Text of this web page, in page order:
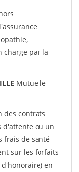
charge par la
Mutuelle
des contrats
d'attente ou un
frais de santé
sur les forfaits
en